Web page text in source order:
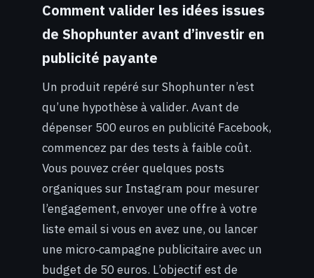
Comment valider les idées issues
de Shophunter avant d’investir en
publicité payante
Un produit repéré sur Shophunter n’est
qu’une hypothèse à valider. Avant de
dépenser 500 euros en publicité Facebook,
commencez par des tests à faible coût.
Vous pouvez créer quelques posts
organiques sur Instagram pour mesurer
l’engagement, envoyer une offre à votre
liste email si vous en avez une, ou lancer
une micro‑campagne publicitaire avec un
budget de 50 euros. L’objectif est de